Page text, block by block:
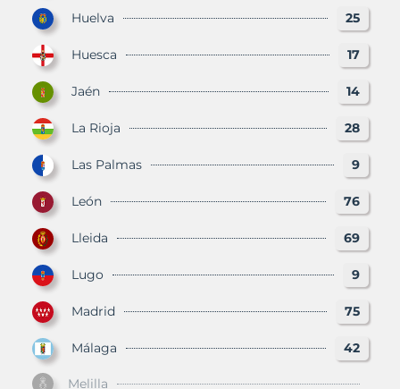
Huelva 25
Huesca 17
Jaén 14
La Rioja 28
Las Palmas 9
León 76
Lleida 69
Lugo 9
Madrid 75
Málaga 42
Melilla